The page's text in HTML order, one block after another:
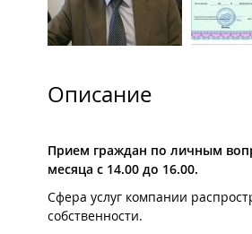
Описание
Прием граждан по личным
месяца с 14.00 до 16.00.
Сфера услуг компании
собственности.